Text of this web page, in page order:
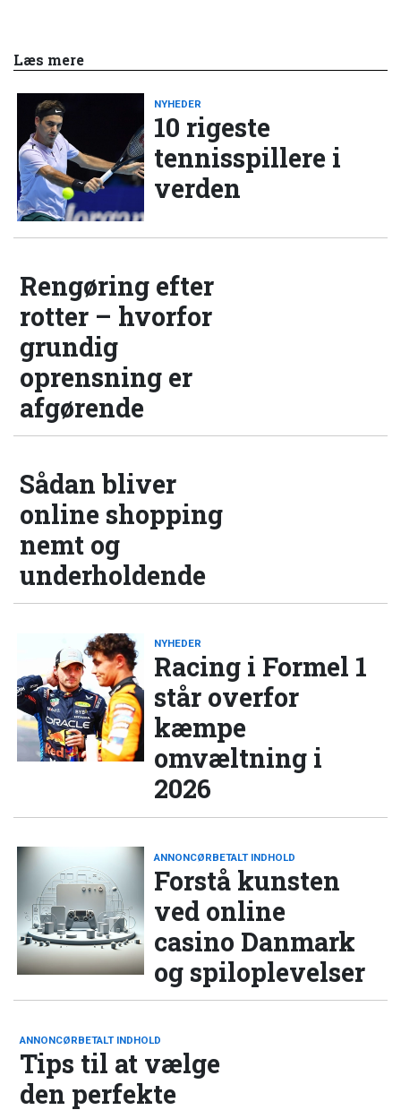
Læs mere
NYHEDER
10 rigeste
tennisspillere i
verden
Rengøring efter
rotter – hvorfor
grundig
oprensning er
afgørende
Sådan bliver
online shopping
nemt og
underholdende
NYHEDER
Racing i Formel 1
står overfor
kæmpe
omvæltning i
2026
ANNONCØRBETALT INDHOLD
Forstå kunsten
ved online
casino Danmark
og spiloplevelser
ANNONCØRBETALT INDHOLD
Tips til at vælge
den perfekte